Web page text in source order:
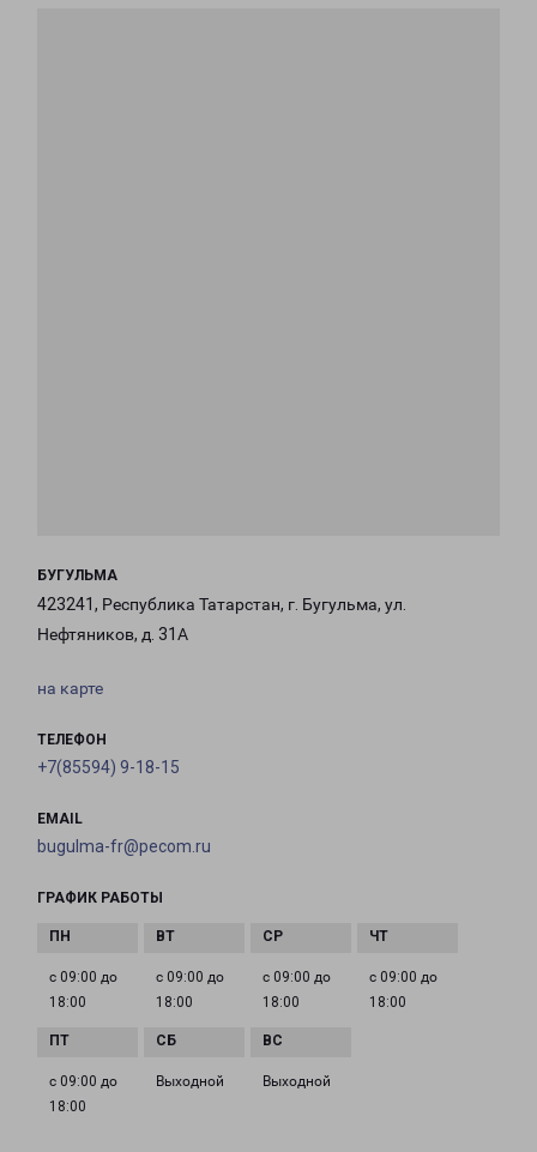
БУГУЛЬМА
423241, Республика Татарстан, г. Бугульма, ул.
Нефтяников, д. 31А
на карте
ТЕЛЕФОН
+7(85594) 9-18-15
EMAIL
bugulma-fr@pecom.ru
ГРАФИК РАБОТЫ
с 09:00 до
18:00
с 09:00 до
18:00
с 09:00 до
18:00
с 09:00 до
18:00
с 09:00 до
18:00
Выходной Выходной